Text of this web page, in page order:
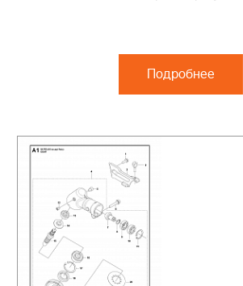
Подробнее